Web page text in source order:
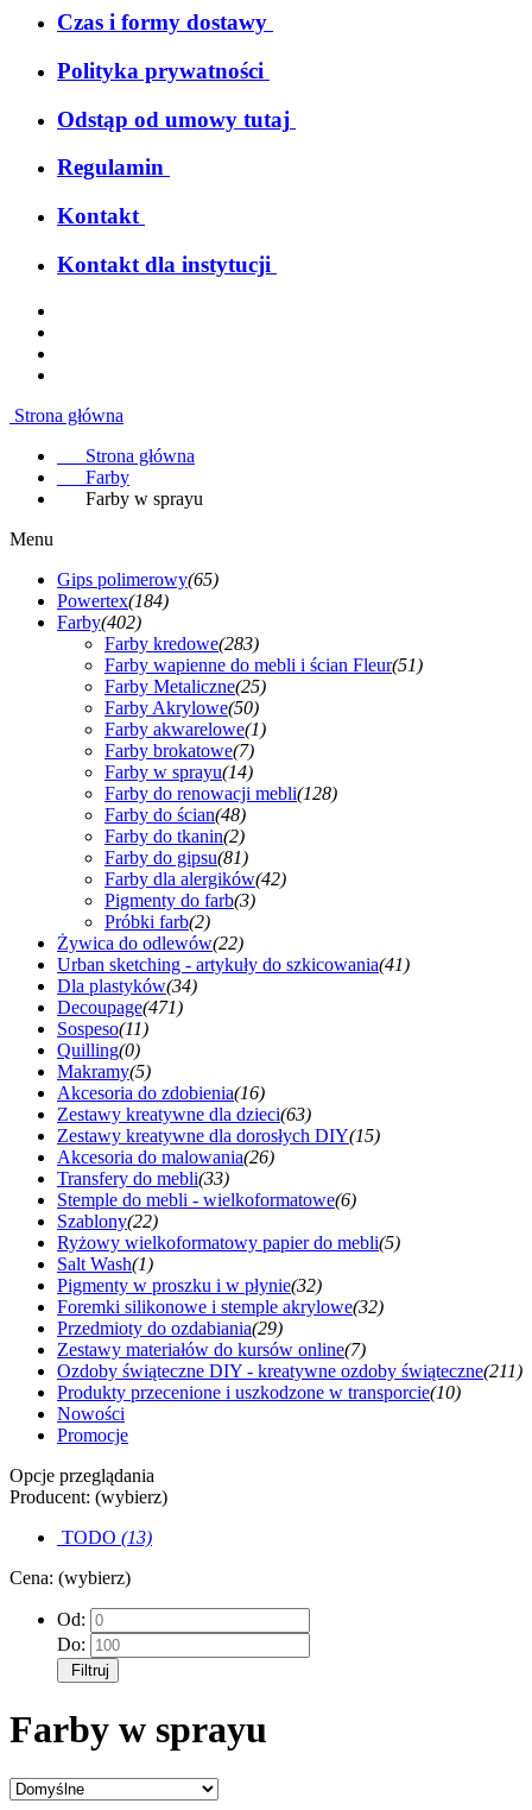
Czas i formy dostawy
Polityka prywatności
Odstąp od umowy tutaj
Regulamin
Kontakt
Kontakt dla instytucji
Strona główna
Strona główna
Farby
Farby w sprayu
Menu
Gips polimerowy(65)
Powertex(184)
Farby(402)
Farby kredowe(283)
Farby wapienne do mebli i ścian Fleur(51)
Farby Metaliczne(25)
Farby Akrylowe(50)
Farby akwarelowe(1)
Farby brokatowe(7)
Farby w sprayu(14)
Farby do renowacji mebli(128)
Farby do ścian(48)
Farby do tkanin(2)
Farby do gipsu(81)
Farby dla alergików(42)
Pigmenty do farb(3)
Próbki farb(2)
Żywica do odlewów(22)
Urban sketching - artykuły do szkicowania(41)
Dla plastyków(34)
Decoupage(471)
Sospeso(11)
Quilling(0)
Makramy(5)
Akcesoria do zdobienia(16)
Zestawy kreatywne dla dzieci(63)
Zestawy kreatywne dla dorosłych DIY(15)
Akcesoria do malowania(26)
Transfery do mebli(33)
Stemple do mebli - wielkoformatowe(6)
Szablony(22)
Ryżowy wielkoformatowy papier do mebli(5)
Salt Wash(1)
Pigmenty w proszku i w płynie(32)
Foremki silikonowe i stemple akrylowe(32)
Przedmioty do ozdabiania(29)
Zestawy materiałów do kursów online(7)
Ozdoby świąteczne DIY - kreatywne ozdoby świąteczne(211)
Produkty przecenione i uszkodzone w transporcie(10)
Nowości
Promocje
Opcje przeglądania
Producent: (wybierz)
TODO (13)
Cena: (wybierz)
Od:
Do:
Filtruj
Farby w sprayu